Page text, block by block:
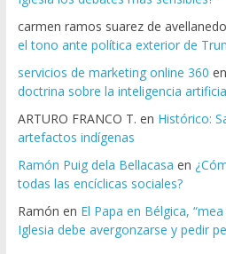
carmen ramos suarez de avellanedo
el tono ante política exterior de
servicios de marketing online 360 en
doctrina sobre la inteligencia
ARTURO FRANCO T. en Histórico:
artefactos indígenas
Ramón Puig dela Bellacasa en
todas las encíclicas sociales?
Ramón en El Papa en Bélgica,
Iglesia debe avergonzarse y pedir